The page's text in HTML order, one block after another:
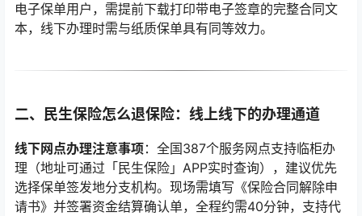
电子保单用户，需提前下载打印带电子签章的完整合同文
本，线下办理时需与纸质保单具有同等效力。
二、民生保险怎么退保险：线上线下的办理通道
线下网点办理注意事项：全国387个服务网点支持临柜办
理（地址可通过「民生保险」APP实时查询），建议优先
选择保单签发地分支机构。现场需填写《保险合同解除申
请书》并签署资金结算确认单，全程约需40分钟，支持代